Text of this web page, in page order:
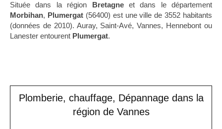
Située dans la région Bretagneet dans le département
Morbihan, Plumergat(56400) est une ville de 3552 habitants
(données de 2010). Auray, Saint-Avé, Vannes, Hennebont ou
Lanester entourent Plumergat.
Plomberie, chauffage, Dépannage dans la
région de Vannes